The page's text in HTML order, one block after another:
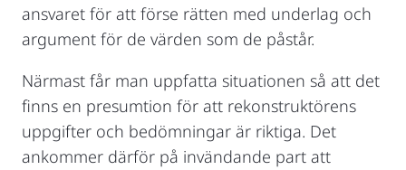
ansvaret för att förse rätten med underlag och
argument för de värden som de påstår.
Närmast får man uppfatta situationen så att det
finns en presumtion för att rekonstruktörens
uppgifter och bedömningar är riktiga. Det
ankommer därför på invändande part att